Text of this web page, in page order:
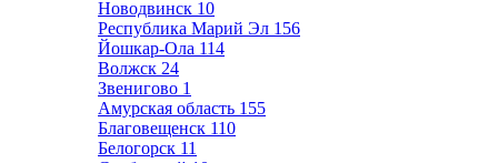
Новодвинск 10
Республика Марий Эл 156
Йошкар-Ола 114
Волжск 24
Звенигово 1
Амурская область 155
Благовещенск 110
Белогорск 11